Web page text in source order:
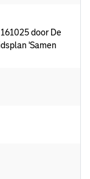
door De
'Samen